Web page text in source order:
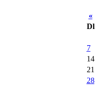
«
Dl
7
14
21
28